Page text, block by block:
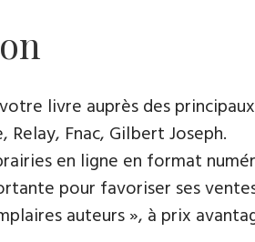
livre auprès des
Relay, Fnac, Gilbert Joseph.
en ligne en format
pour favoriser ses
auteurs », à prix